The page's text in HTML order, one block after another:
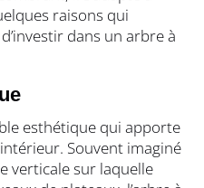
raisons qui
dans un arbre à
esthétique qui apporte
Souvent imaginé
verticale sur laquelle